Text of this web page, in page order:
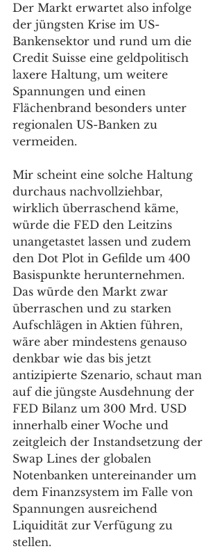
Der Markt erwartet also infolge
der jüngsten Krise im US-
Bankensektor und rund um die
Credit Suisse eine geldpolitisch
laxere Haltung, um weitere
Spannungen und einen
Flächenbrand besonders unter
regionalen US-Banken zu
vermeiden.
Mir scheint eine solche Haltung
durchaus nachvollziehbar,
wirklich überraschend käme,
würde die FED den Leitzins
unangetastet lassen und zudem
den Dot Plot in Gefilde um 400
Basispunkte herunternehmen.
Das würde den Markt zwar
überraschen und zu starken
Aufschlägen in Aktien führen,
wäre aber mindestens genauso
denkbar wie das bis jetzt
antizipierte Szenario, schaut man
auf die jüngste Ausdehnung der
FED Bilanz um 300 Mrd. USD
innerhalb einer Woche und
zeitgleich der Instandsetzung der
Swap Lines der globalen
Notenbanken untereinander um
dem Finanzsystem im Falle von
Spannungen ausreichend
Liquidität zur Verfügung zu
stellen.